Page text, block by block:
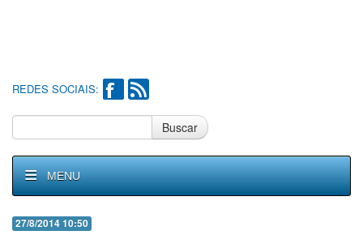
REDES SOCIAIS:
Buscar
MENU
27/8/2014 10:50